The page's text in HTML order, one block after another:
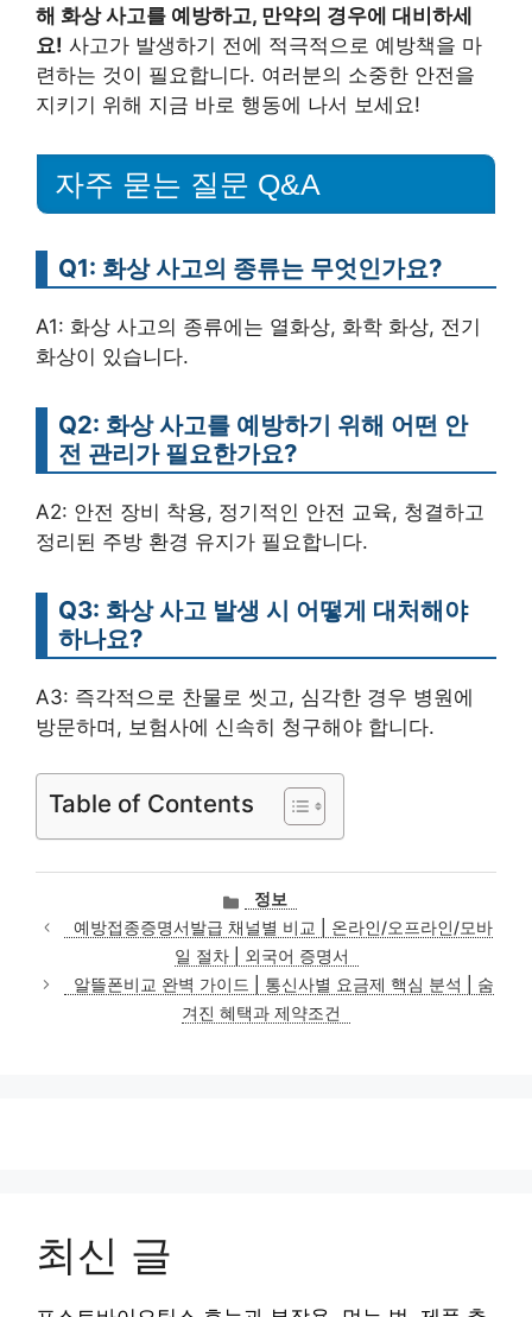
해 화상 사고를 예방하고, 만약의 경우에 대비하세
요! 사고가 발생하기 전에 적극적으로 예방책을 마
련하는 것이 필요합니다. 여러분의 소중한 안전을
지키기 위해 지금 바로 행동에 나서 보세요!
자주 묻는 질문 Q&A
Q1: 화상 사고의 종류는 무엇인가요?
A1: 화상 사고의 종류에는 열화상, 화학 화상, 전기
화상이 있습니다.
Q2: 화상 사고를 예방하기 위해 어떤 안
전 관리가 필요한가요?
A2: 안전 장비 착용, 정기적인 안전 교육, 청결하고
정리된 주방 환경 유지가 필요합니다.
Q3: 화상 사고 발생 시 어떻게 대처해야
하나요?
A3: 즉각적으로 찬물로 씻고, 심각한 경우 병원에
방문하며, 보험사에 신속히 청구해야 합니다.
Table of Contents
카
테
고
리
정보
예방접종증명서발급 채널별 비교 | 온라인/오프라인/모바
일 절차 | 외국어 증명서
알뜰폰비교 완벽 가이드 | 통신사별 요금제 핵심 분석 | 숨
겨진 혜택과 제약조건
최신 글